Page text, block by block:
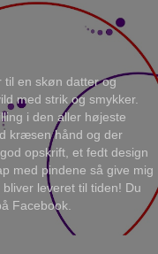
til en skøn datter og
med strik og smykker.
i den aller højeste
kræsen hånd og der
opskrift, et fedt design
med pindene så give mig
leveret til tiden! Du
Facebook.